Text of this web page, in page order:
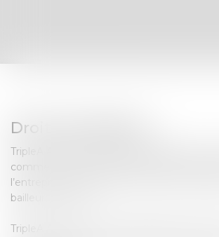
Droit des Affaires
TripleA Avocats négocie et rédige les
commerciale avec l’ensemble des
l’entreprise : prestataires de services,
bailleur, locataire.
TripleA Avocats vous assiste également